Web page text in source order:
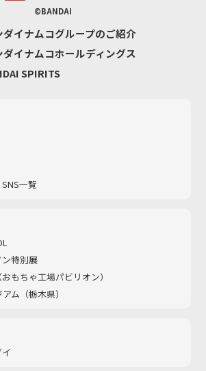
©BANDAI
ダイナムコグループのご紹介
ダイナムコホールディングス
SPIRITS
一覧
ン特別展
もちゃ工場パビリオン）​
ム（栃木県）